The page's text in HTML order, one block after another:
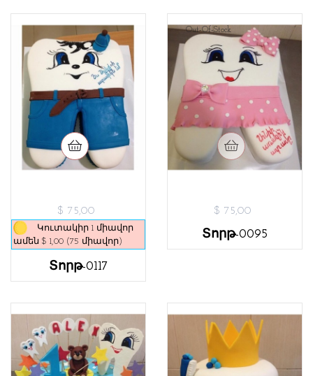
$ 75,00
Կուտակիր 1 միավոր
ամեն $ 1,00 (75 միավոր)
Տորթ-0117
Out-Of-Stock
$ 75,00
Տորթ-0095